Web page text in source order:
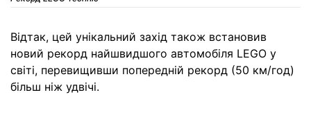
Відтак, цей унікальний захід також встановив
новий рекорд найшвидшого автомобіля LEGO у
світі, перевищивши попередній рекорд (50 км/год)
більш ніж удвічі.